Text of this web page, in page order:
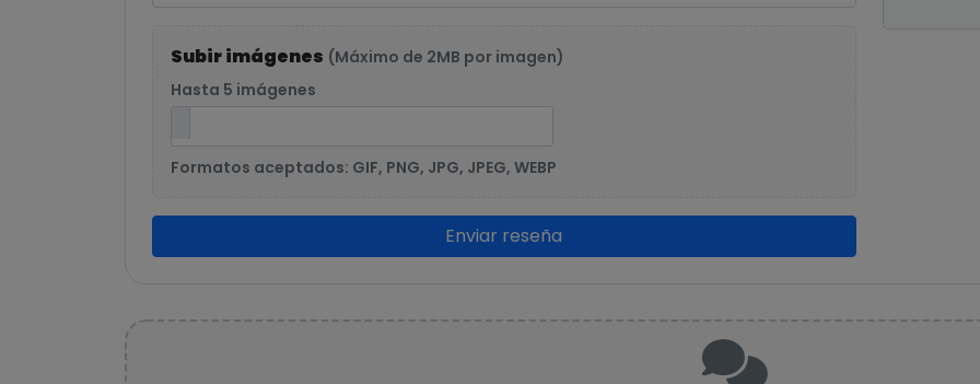
Subir imágenes (Máximo de 2MB por imagen)
Hasta 5 imágenes
Formatos aceptados: GIF, PNG, JPG, JPEG, WEBP
Enviar reseña